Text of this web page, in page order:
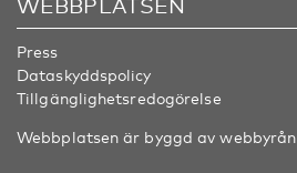
Press
Dataskyddspolicy
Tillgänglighetsredogörelse
Webbplatsen är byggd av webbyrån